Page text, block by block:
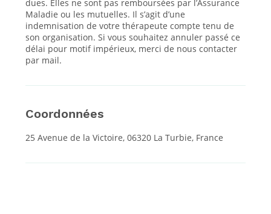
dues. Elles ne sont pas remboursées par l’Assurance
Maladie ou les mutuelles. Il s’agit d’une
indemnisation de votre thérapeute compte tenu de
son organisation. Si vous souhaitez annuler passé ce
délai pour motif impérieux, merci de nous contacter
par mail.
Coordonnées
25 Avenue de la Victoire, 06320 La Turbie, France